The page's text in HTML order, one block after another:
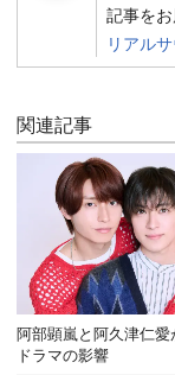
記事をお
リアル
関連記事
阿部顕嵐と阿久津仁愛
ドラマの影響